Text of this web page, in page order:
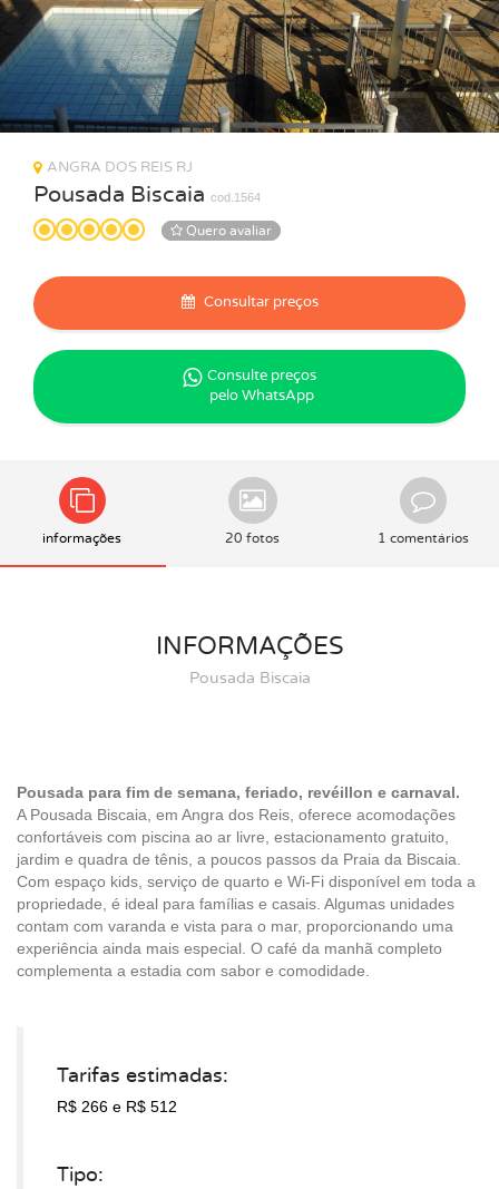
Pousada Biscaia cod.1564
ANGRA DOS REIS RJ
Quero avaliar
Consultar preços
Consulte preços
pelo WhatsApp
informações 20 fotos 1 comentários
INFORMAÇÕES
Pousada Biscaia
Pousada para fim de semana, feriado, revéillon e carnaval.
A Pousada Biscaia, em Angra dos Reis, oferece acomodações
confortáveis com piscina ao ar livre, estacionamento gratuito,
jardim e quadra de tênis, a poucos passos da Praia da Biscaia.
Com espaço kids, serviço de quarto e Wi-Fi disponível em toda a
propriedade, é ideal para famílias e casais. Algumas unidades
contam com varanda e vista para o mar, proporcionando uma
experiência ainda mais especial. O café da manhã completo
complementa a estadia com sabor e comodidade.
Tarifas estimadas:
R$ 266 e R$ 512
Tipo: